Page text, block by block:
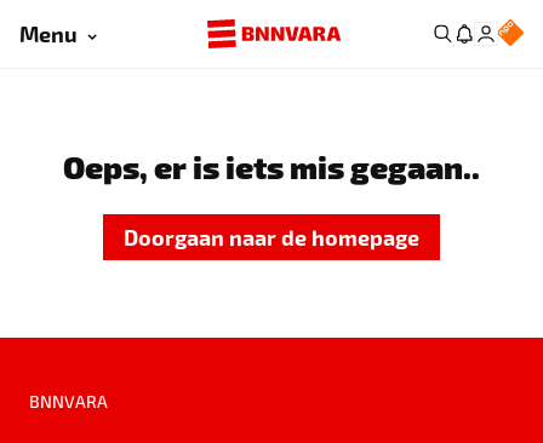
Menu
Oeps, er is iets mis gegaan..
Doorgaan naar de homepage
BNNVARA